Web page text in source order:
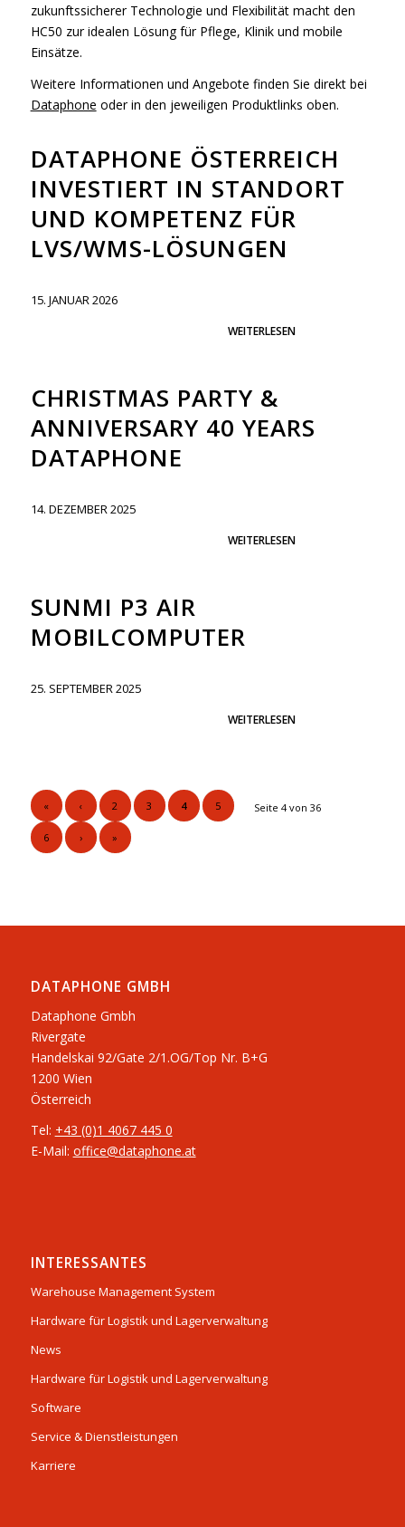
zukunftssicherer Technologie und Flexibilität macht den
HC50 zur idealen Lösung für Pflege, Klinik und mobile
Einsätze.
Weitere Informationen und Angebote finden Sie direkt bei
Dataphone oder in den jeweiligen Produktlinks oben.
DATAPHONE ÖSTERREICH
INVESTIERT IN STANDORT
UND KOMPETENZ FÜR
LVS/WMS-LÖSUNGEN
15. JANUAR 2026
WEITERLESEN
CHRISTMAS PARTY &
ANNIVERSARY 40 YEARS
DATAPHONE
14. DEZEMBER 2025
WEITERLESEN
SUNMI P3 AIR
MOBILCOMPUTER
25. SEPTEMBER 2025
WEITERLESEN
Seite 4 von 36
« ‹ 2 3 4 5
6 › »
DATAPHONE GMBH
Dataphone Gmbh
Rivergate
​Handelskai 92/Gate 2/1.OG/Top Nr. B+G
1200 Wien
Österreich
Tel: +43 (0)1 4067 445 0
E-Mail: office@dataphone.at
INTERESSANTES
Warehouse Management System
Hardware für Logistik und Lagerverwaltung
News
Hardware für Logistik und Lagerverwaltung
Software
Service & Dienstleistungen
Karriere